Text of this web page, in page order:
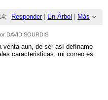
Responder| En Árbol Más
DE BARCO PARA DESGUACE
DAVID SOURDIS
venta aun, de ser así defíname
caracteristicas. mi correo es